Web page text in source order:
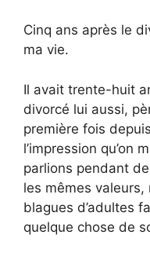
Cinq ans après le
ma vie.
Il avait trente-huit
divorcé lui aussi,
première fois
l’impression qu’on
parlions pendant
les mêmes
blagues d’adultes
quelque chose de